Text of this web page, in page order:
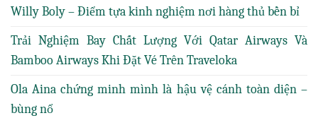
Willy Boly – Điểm tựa kinh nghiệm nơi hàng thủ bền bỉ
Trải Nghiệm Bay Chất Lượng Với Qatar Airways Và
Bamboo Airways Khi Đặt Vé Trên Traveloka
Ola Aina chứng minh mình là hậu vệ cánh toàn diện –
bùng nổ